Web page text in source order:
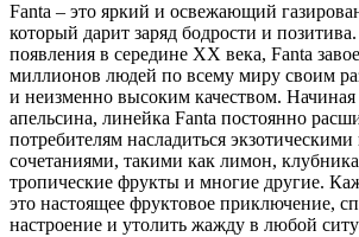
Fanta – это яркий и освежающий
который дарит заряд бодрости и
появления в середине XX века, Fanta
миллионов людей по всему миру своим
и неизменно высоким качеством. Начиная
апельсина, линейка Fanta постоянно
потребителям насладиться
сочетаниями, такими как лимон,
тропические фрукты и многие другие.
это настоящее фруктовое приключение,
настроение и утолить жажду в любой